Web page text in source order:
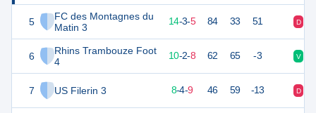
5
FC des Montagnes du
Matin 3
6
Rhins Trambouze Foot
4
7 US Filerin 3
45 22 14-3-5 84 33 51 D
30 22 10-2-8 62 65 -3 V
8-4-9 46 59 -13 D